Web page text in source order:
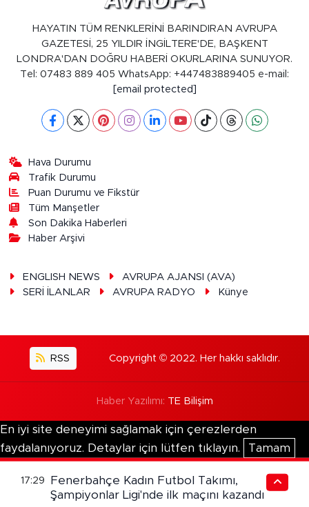
HAYATIN TÜM RENKLERİNİ BARINDIRAN AVRUPA
GAZETESİ, 25 YILDIR İNGİLTERE'DE, BAŞKENT
LONDRA'DAN DOĞRU HABERİ OKURLARINA SUNUYOR.
Tel: 07483 889 405 WhatsApp: +447483889405 e-mail:
[email protected]
Hava Durumu
Trafik Durumu
Puan Durumu ve Fikstür
Tüm Manşetler
Son Dakika Haberleri
Haber Arşivi
ENGLISH NEWS
AVRUPA AJANSI (AVA)
SERİ İLANLAR
AVRUPA RADYO Künye
RSS Copyright © 2022. Her hakkı saklıdır.
Haber Yazılımı: TE Bilişim
En iyi site deneyimi sağlamak için çerezlerden
faydalanıyoruz. Detaylar için lütfen tıklayın.
Tamam
17:29
Fenerbahçe Kadın Futbol Takımı,
Şampiyonlar Ligi'nde ilk maçını kazandı